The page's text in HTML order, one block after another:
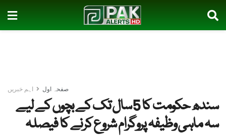
صفحہ اول اہم خبریں
سندھ حکومت کا 5 سال تک کے بچوں کے لیے
سہ ماہی وظیفہ پروگرام شروع کرنے کا فیصلہ